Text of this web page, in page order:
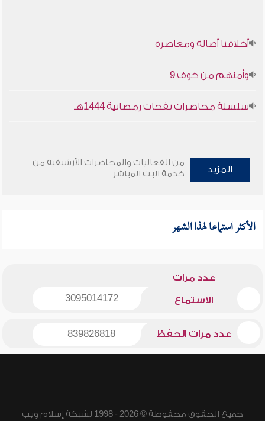
أخلاقنا أصالة ومعاصرة
وأمنهم من خوف 9
سلسلة محاضرات نفحات رمضانية 1444هـ
المزيد
من الفعاليات والمحاضرات الأرشيفية من
خدمة البث المباشر
الأكثر استماعا لهذا الشهر
عدد مرات
الاستماع 3095014172
عدد مرات الحفظ 839826818
جميع الحقوق محفوظة © 2026 - 1998 لشبكة إسلام ويب